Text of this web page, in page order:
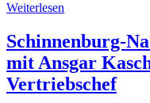
Weiterlesen
Schinnenburg-
mit Ansgar
Vertriebschef